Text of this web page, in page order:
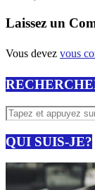
Laissez un
Vous devez vous
QUI SUIS-JE?